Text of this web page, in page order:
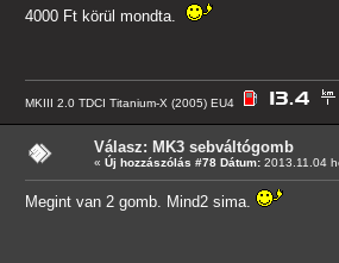
4000 Ft körül mondta.
MKIII 2.0 TDCI Titanium-X (2005) EU4
Válasz: MK3 sebváltógomb
« Új hozzászólás #78 Dátum: 2013.11.04
Megint van 2 gomb. Mind2 sima.